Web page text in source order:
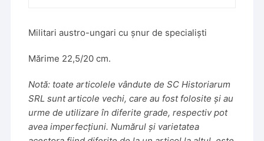
Militari austro-ungari cu șnur de specialiști
Mărime 22,5/20 cm.
Notă: toate articolele vândute de SC Historiarum
SRL sunt articole vechi, care au fost folosite și au
urme de utilizare în diferite grade, respectiv pot
avea imperfecțiuni. Numărul și varietatea